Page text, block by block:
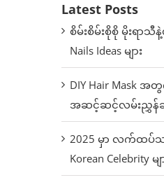
Latest Posts
စိမ်းစိမ်းစိုစို မိုးရာ
Nails Ideas များ
DIY Hair Mask
အဆင့်ဆင့်လမ်းညွှန်ခ
2025 မှာ လက်ထပ်သ
Korean Celebrity မျ